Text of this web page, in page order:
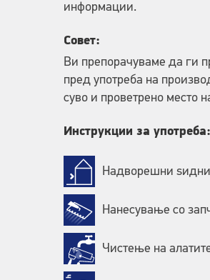
информации.
Совет:
Ви препорачуваме да ги
пред употреба на
суво и проветрено место
Инструкции за употреба:
Надворешни
Нанесување со
Чистење на